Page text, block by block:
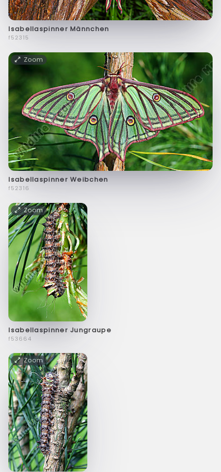
Isabellaspinner Männchen
f52315
Zoom
Isabellaspinner Weibchen
f52316
Zoom
Isabellaspinner Jungraupe
f53664
Zoom